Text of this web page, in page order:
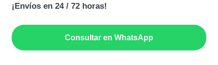
hasta
¡Envíos en 24 / 72 horas!
Consultar en WhatsApp